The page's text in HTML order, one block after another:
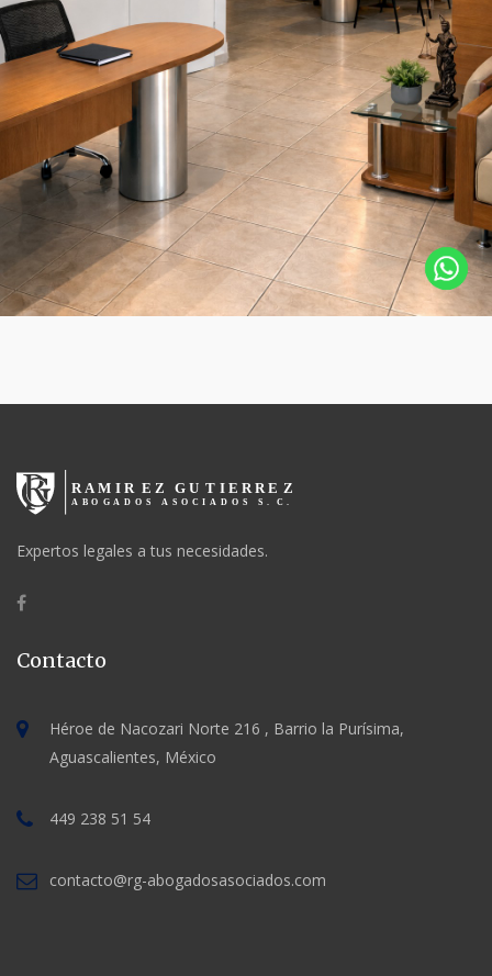
Expertos legales a tus necesidades.
Contacto
Héroe de Nacozari Norte 216 , Barrio la Purísima,
Aguascalientes, México
449 238 51 54
contacto@rg-abogadosasociados.com